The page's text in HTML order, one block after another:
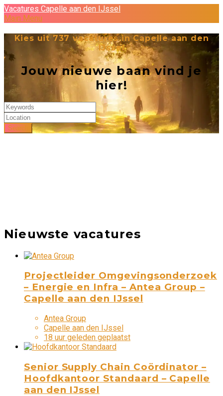
Vacatures Capelle aan den IJssel
Main Menu
Kies uit 737 vacatures in Capelle aan den
IJssel
Jouw nieuwe baan vind je
hier!
Nieuwste vacatures
Projectleider Omgevingsonderzoek
– Energie en Infra – Antea Group –
Capelle aan den IJssel
Antea Group
Capelle aan den IJssel
18 uur geleden geplaatst
Senior Supply Chain Coördinator –
Hoofdkantoor Standaard – Capelle
aan den IJssel